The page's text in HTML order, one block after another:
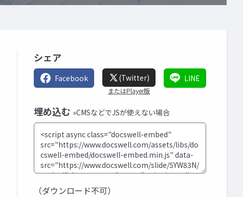
シェア
Facebook (Twitter)
またはPlayer版
LINE
埋め込む »CMSなどでJSが使えない場合
（ダウンロード不可）